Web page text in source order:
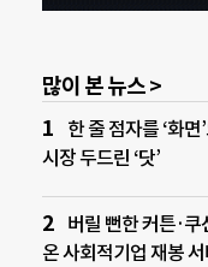
많이 본 뉴스 >
한 줄 점자를 ‘화
시장 두드린 ‘닷’
버릴 뻔한 커튼·
온 사회적기업 재봉